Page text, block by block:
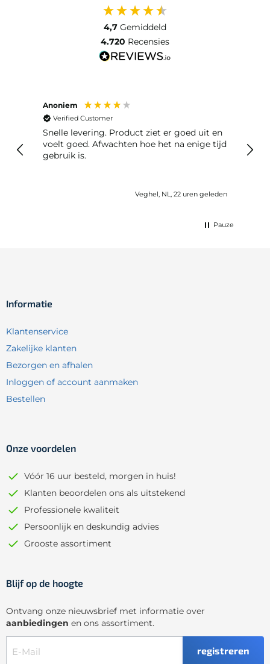
4,7 Gemiddeld
4.720 Recensies
Anoniem
Verified Customer
Snelle levering. Product ziet er goed uit en
voelt goed. Afwachten hoe het na enige tijd
gebruik is.
Veghel, NL, 22 uren geleden
Pauze
Informatie
Klantenservice
Zakelijke klanten
Bezorgen en afhalen
Inloggen of account aanmaken
Bestellen
Onze voordelen
Vóór 16 uur besteld, morgen in huis!
Klanten beoordelen ons als uitstekend
Professionele kwaliteit
Persoonlijk en deskundig advies
Grooste assortiment
Blijf op de hoogte
Ontvang onze nieuwsbrief met informatie over
aanbiedingen en ons assortiment.
registreren